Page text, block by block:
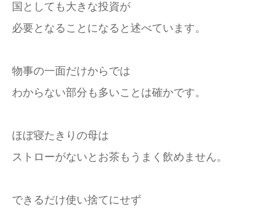
国としても大きな投資が
必要となることになると述べています。
物事の一面だけからでは
わからない部分も多いことは確かです。
ほぼ寝たきりの母は
ストローがないとお茶もうまく飲めません。
できるだけ使い捨てにせず